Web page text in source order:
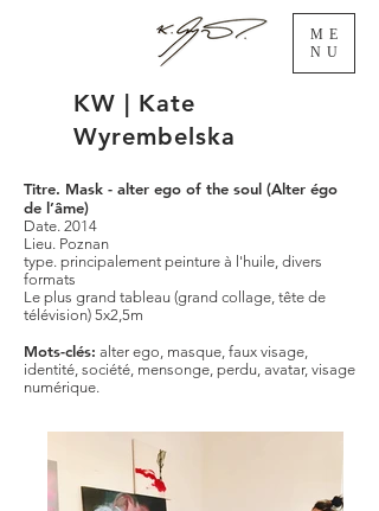
ME
NU
KW | Kate
Wyrembelska
Titre. Mask - alter ego of the soul (Alter égo
de l’âme)
Date. 2014
Lieu. Poznan
type. principalement peinture à l'huile, divers
formats
Le plus grand tableau (grand collage, tête de
télévision) 5x2,5m
Mots-clés: alter ego, masque, faux visage,
identité, société, mensonge, perdu, avatar, visage
numérique.